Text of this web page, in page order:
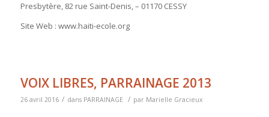
Presbytère, 82 rue Saint-Denis, – 01170 CESSY
Site Web : www.haiti-ecole.org
VOIX LIBRES, PARRAINAGE 2013
26 avril 2016 / dans PARRAINAGE / par Marielle Gracieux